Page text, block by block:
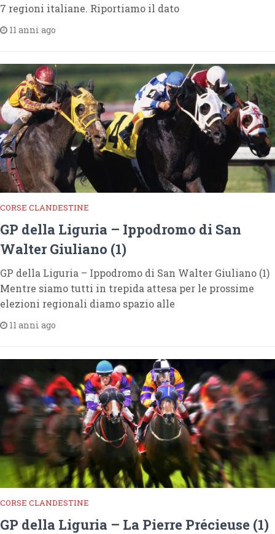
7 regioni italiane. Riportiamo il dato
11 anni ago
CORSE CLANDESTINE
GP della Liguria – Ippodromo di San
Walter Giuliano (1)
GP della Liguria – Ippodromo di San Walter Giuliano (1)
Mentre siamo tutti in trepida attesa per le prossime
elezioni regionali diamo spazio alle
11 anni ago
CORSE CLANDESTINE
GP della Liguria – La Pierre Précieuse (1)